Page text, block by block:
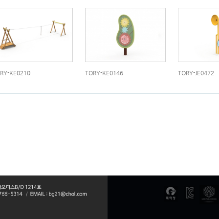
KE0210 TORY-KE0146 TORY-JE0472